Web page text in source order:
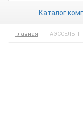
Каталог
Главная АЭССЕЛЬ